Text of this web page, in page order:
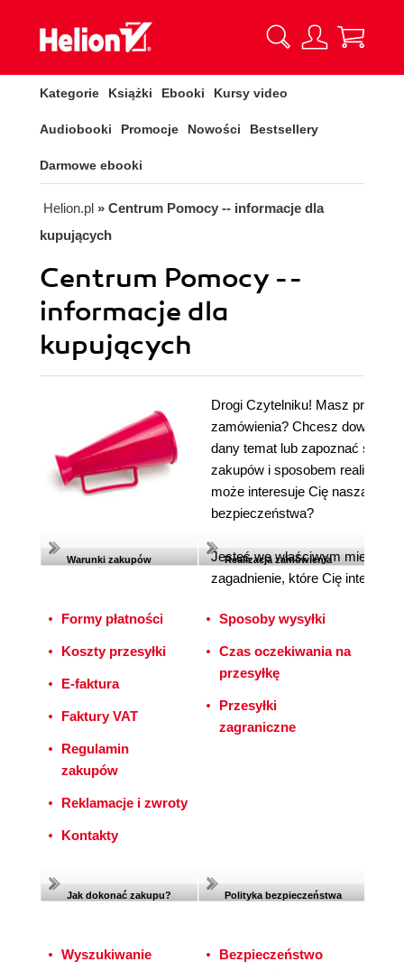
Kategorie Książki Ebooki Kursy video
Audiobooki Promocje Nowości Bestsellery
Darmowe ebooki
Helion.pl » Centrum Pomocy -- informacje dla
kupujących
Centrum Pomocy --
informacje dla
kupujących
Drogi Czytelniku! Masz problem
zamówienia? Chcesz
dany temat lub zapoznać się z
zakupów i sposobem realizacji
może interesuje Cię nasza
bezpieczeństwa?
Jesteś we właściwym miejscu!
zagadnienie, które Cię
Warunki zakupów Realizacja zamówienia
Formy płatności
Koszty przesyłki
E-faktura
Faktury VAT
Regulamin
zakupów
Reklamacje i zwroty
Kontakty
Sposoby wysyłki
Czas oczekiwania na
przesyłkę
Przesyłki
zagraniczne
Jak dokonać zakupu? Polityka bezpieczeństwa
Wyszukiwanie
Bezpieczeństwo